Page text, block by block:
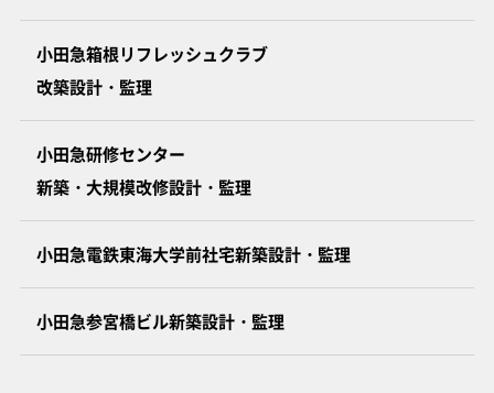
小田急箱根リフレッシュクラブ
改築設計・監理
小田急研修センター
新築・大規模改修設計・監理
小田急電鉄東海大学前社宅新築設計・監理
小田急参宮橋ビル新築設計・監理